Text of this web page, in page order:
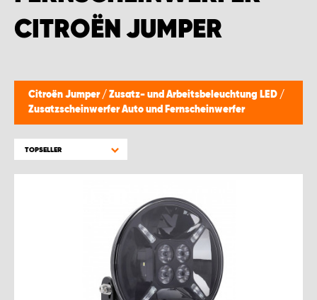
CITROËN JUMPER
Citroën Jumper / Zusatz- und Arbeitsbeleuchtung LED /
Zusatzscheinwerfer Auto und Fernscheinwerfer
TOPSELLER
WORK SYSTEM BRÜSSEL
WORK SYSTEM NAMEN
WORK SYSTEM WORK SYSTEM BRÜGGE